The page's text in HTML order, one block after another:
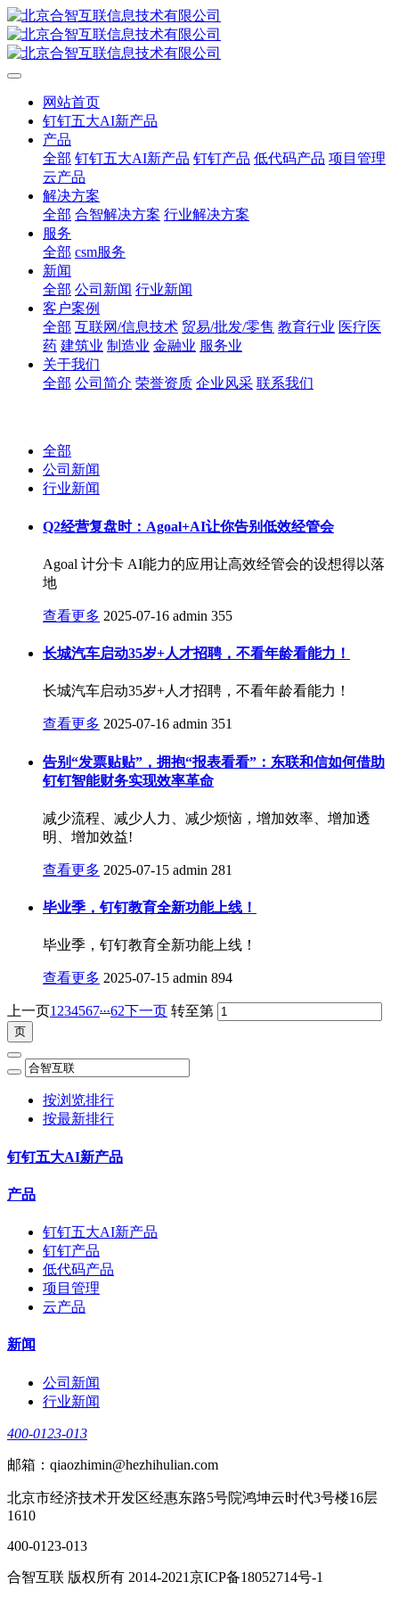
网站首页
钉钉五大AI新产品
产品
全部 钉钉五大AI新产品 钉钉产品 低代码产品 项目管理
云产品
解决方案
全部 合智解决方案 行业解决方案
服务
全部 csm服务
新闻
全部 公司新闻 行业新闻
客户案例
全部 互联网/信息技术 贸易/批发/零售 教育行业 医疗医
药 建筑业 制造业 金融业 服务业
关于我们
全部 公司简介 荣誉资质 企业风采 联系我们
全部
公司新闻
行业新闻
Q2经营复盘时：Agoal+AI让你告别低效经管会
Agoal 计分卡 AI能力的应用让高效经管会的设想得以落
地
查看更多 2025-07-16 admin 355
长城汽车启动35岁+人才招聘，不看年龄看能力！
长城汽车启动35岁+人才招聘，不看年龄看能力！
查看更多 2025-07-16 admin 351
告别“发票贴贴”，拥抱“报表看看”：东联和信如何借助
钉钉智能财务实现效率革命
减少流程、减少人力、减少烦恼，增加效率、增加透
明、增加效益!
查看更多 2025-07-15 admin 281
毕业季，钉钉教育全新功能上线！
毕业季，钉钉教育全新功能上线！
查看更多 2025-07-15 admin 894
上一页1 234567...62下一页 转至第
按浏览排行
按最新排行
钉钉五大AI新产品
产品
钉钉五大AI新产品
钉钉产品
低代码产品
项目管理
云产品
新闻
公司新闻
行业新闻
400-0123-013
邮箱：qiaozhimin@hezhihulian.com
北京市经济技术开发区经惠东路5号院鸿坤云时代3号楼16层
1610
400-0123-013
合智互联 版权所有 2014-2021京ICP备18052714号-1